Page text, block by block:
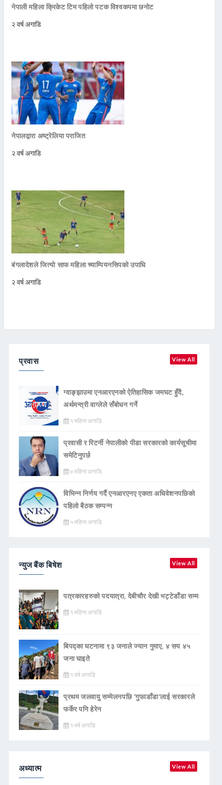
नेपाली महिला क्रिकेट टिम पहिलो पटक विश्वकपमा छनोट
२ वर्ष अगाडि
नेपालद्वारा अष्ट्रेलिया पराजित
२ वर्ष अगाडि
बंगलादेशले जित्याे साफ महिला च्याम्पियनसिपको उपाधि
२ वर्ष अगाडि
प्रवास View All
ग्वाङ्झाउमा एनआरएनको ऐतिहासिक जमघट हुँदै,
अर्थमन्त्री वाग्लेले सँबोधन गर्ने
१ महिना अगाडि
प्रवासी र रिटर्नी नेपालीको पीडा सरकारको कार्यसूचीमा
समेटिनुपर्छ
४ महिना अगाडि
विभिन्न निर्णय गर्दै एनआरएनए एकता अधिवेशनपछिको
पहिलो बैठक सम्पन्न
५ महिना अगाडि
न्युज बैंक बिषेश View All
पत्रकारहरुको पदयात्रा, देबीचौर देखी भट्टेडाँडा सम्म
१ महिना अगाडि
बिपद्का घटनामा ९३ जनाले ज्यान गुमाए, ४ सय ४५
जना घाइते
१ वर्ष अगाडि
प्रथम जलवायु सम्मेलनपछि ‘गुफाडाँडा’लाई सरकारले
फर्केर पनि हेरेन
१ वर्ष अगाडि
अध्यात्म View All